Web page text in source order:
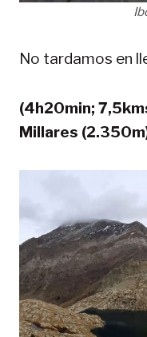
No tardamos en
(4h20min;
Millares